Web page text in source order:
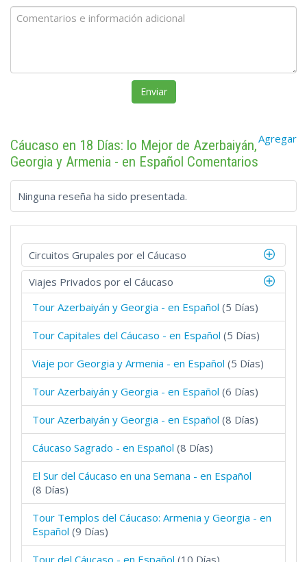
Agregar
Cáucaso en 18 Días: lo Mejor de Azerbaiyán,
Georgia y Armenia - en Español Comentarios
Ninguna reseña ha sido presentada.
Circuitos Grupales por el Cáucaso
Viajes Privados por el Cáucaso
Tour Azerbaiyán y Georgia - en Español (5 Días)
Tour Capitales del Cáucaso - en Español (5 Días)
Viaje por Georgia y Armenia - en Español (5 Días)
Tour Azerbaiyán y Georgia - en Español (6 Días)
Tour Azerbaiyán y Georgia - en Español (8 Días)
Cáucaso Sagrado - en Español (8 Días)
El Sur del Cáucaso en una Semana - en Español
(8 Días)
Tour Templos del Cáucaso: Armenia y Georgia - en
Español (9 Días)